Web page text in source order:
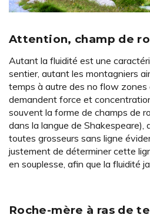
Attention, champ de
Autant la fluidité est une
sentier, autant les montagniers
temps à autre des no flow
demandent force et
souvent la forme de champs de
dans la langue de Shakespeare),
toutes grosseurs sans ligne
justement de déterminer cette
en souplesse, afin que la fluidité
Roche-mère à ras de